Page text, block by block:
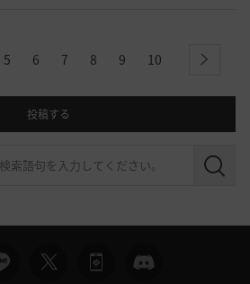
5 6 7 8 9 10 next
投稿する
検